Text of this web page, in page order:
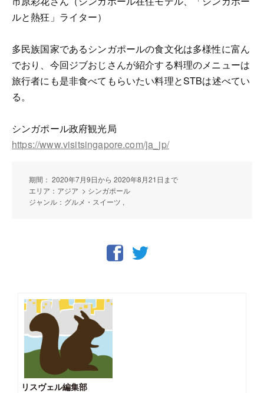
ルと熱狂」ライター）
多民族国家であるシンガポールの食文化は多様性に富ん
でおり、今回ジブおじさんが紹介する料理のメニューは
旅行者にも是非食べてもらいたい料理とSTBは述べてい
る。
シンガポール政府観光局
https://www.visitsingapore.com/ja_jp/
期間： 2020年7月9日から 2020年8月21日まで
エリア：アジア > シンガポール
ジャンル：グルメ・スイーツ ,
リスヴェル編集部